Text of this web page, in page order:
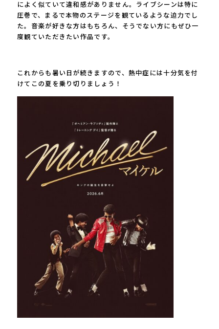
によく似ていて違和感がありません。ライブシーンは特に
圧巻で、まるで本物のステージを観ているような迫力でし
た。音楽が好きな方はもちろん、そうでない方にもぜひ一
度観ていただきたい作品です。
これからも暑い日が続きますので、熱中症には十分気を付
けてこの夏を乗り切りましょう！